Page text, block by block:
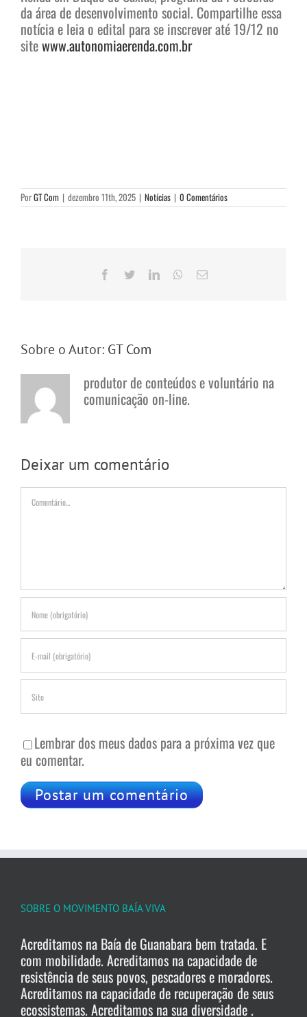
da área de desenvolvimento social. Compartilhe essa
notícia e leia o edital para se inscrever até 19/12 no
sitewww.autonomiaerenda.com.br
PorGT Com | dezembro 11th, 2025 | Notícias | 0 Comentários
Facebook
TwitterLinkedInWhatsApp
E-
Sobre o Autor: GT Com
produtor de conteúdos e voluntário na
comunicação on-line.
Deixar um comentário
Comentário
Lembrar dos meus dados para a próxima vez que
eu comentar.
SOBRE O MOVIMENTO BAÍA VIVA
Acreditamos na Baía de Guanabara bem tratada. E
com mobilidade. Acreditamos na capacidade de
resistência de seus povos, pescadores e moradores.
Acreditamos na capacidade de recuperação de seus
ecossistemas. Acreditamos na sua diversidade .